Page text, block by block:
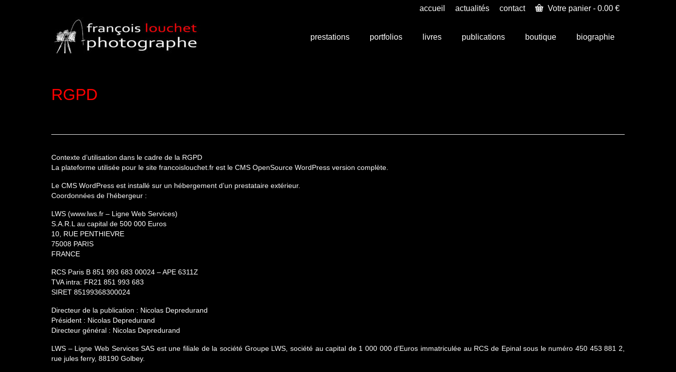
accueil actualités contact Votre panier - 0.00 €
prestations portfolios livres publications boutique biographie
RGPD
Contexte d’utilisation dans le cadre de la RGPD
La plateforme utilisée pour le site francoislouchet.fr est le CMS OpenSource WordPress version complète.
Le CMS WordPress est installé sur un hébergement d’un prestataire extérieur.
Coordonnées de l’hébergeur :
LWS (www.lws.fr – Ligne Web Services)
S.A.R.L au capital de 500 000 Euros
10, RUE PENTHIEVRE
75008 PARIS
FRANCE
RCS Paris B 851 993 683 00024 – APE 6311Z
TVA intra: FR21 851 993 683
SIRET 85199368300024
Directeur de la publication : Nicolas Depredurand
Président : Nicolas Depredurand
Directeur général : Nicolas Depredurand
LWS – Ligne Web Services SAS est une filiale de la société Groupe LWS, société au capital de 1 000 000 d’Euros immatriculée au RCS de Epinal sous le numéro 450 453 881 2,
rue jules ferry, 88190 Golbey.